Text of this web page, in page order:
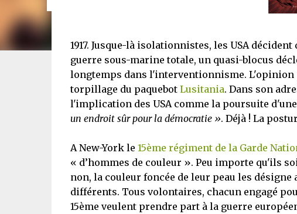
1917. Jusque-là isolationnistes, les USA
guerre sous-marine totale, un quasi-blocus
longtemps dans l'interventionnisme. L'opinion
torpillage du paquebot Lusitania. Dans son
l'implication des USA comme la poursuite
un endroit sûr pour la démocratie ». Déjà ! La
A New-York le 15ème régiment de la Garde
« d’hommes de couleur ». Peu importe qu'ils
non, la couleur foncée de leur peau les
différents. Tous volontaires, chacun engagé
15ème veulent prendre part à la guerre